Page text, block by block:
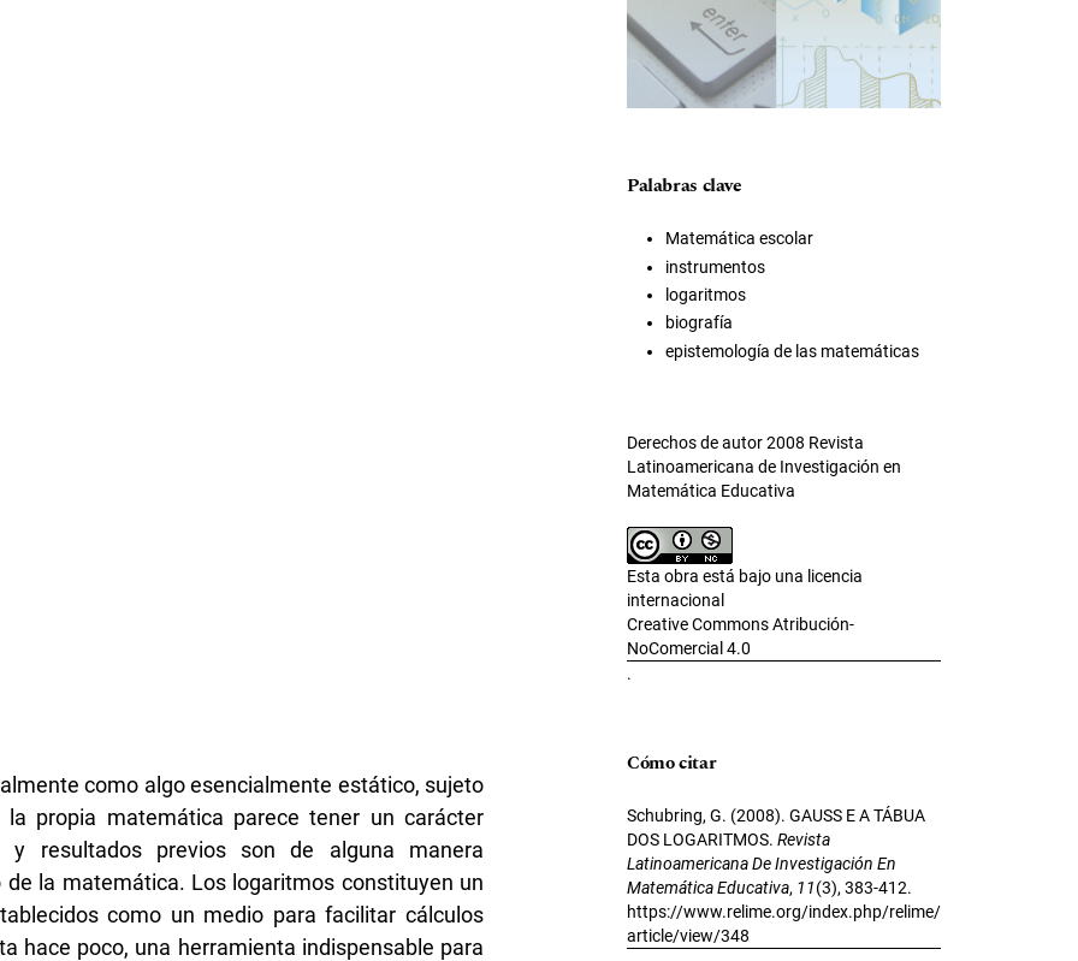
como algo esencialmente estático, sujeto
propia matemática parece tener un carácter
y resultados previos son de alguna manera
la matemática. Los logaritmos constituyen un
como un medio para facilitar cálculos
hace poco, una herramienta indispensable para
Palabras clave
Matemática escolar
instrumentos
logaritmos
biografía
epistemología de las matemáticas
Derechos de autor 2008 Revista
Latinoamericana de Investigación en
Matemática Educativa
Esta obra está bajo una licencia
internacional
Creative Commons Atribución-
NoComercial 4.0
.
Cómo citar
Schubring, G. (2008). GAUSS E A TÁBUA
DOS LOGARITMOS. Revista
Latinoamericana De Investigación En
Matemática Educativa, 11(3), 383-412.
https://www.relime.org/index.php/relime/
article/view/348